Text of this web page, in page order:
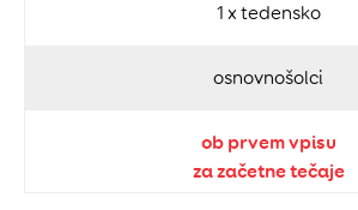
1 x tedensko
osnovnošolci
ob prvem vpisu
za začetne tečaje